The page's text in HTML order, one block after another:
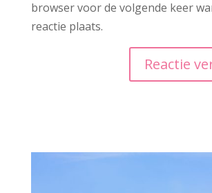
browser voor de volgende keer
reactie plaats.